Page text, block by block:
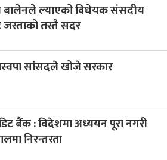
बालेनले ल्याएको विधेयक संसदीय
जस्ताको तस्तै सदर
सांसदले खोजे सरकार
बैंक : विदेशमा अध्ययन पूरा नगरी
निरन्तरता